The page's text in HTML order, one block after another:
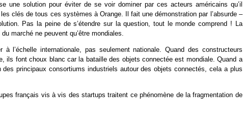
une solution pour éviter de se voir dominer par ces acteurs américains qu’il
clés de tous ces systèmes à Orange. Il fait une démonstration par l’absurde –
Pas la peine de s’étendre sur la question, tout le monde comprend ! La
marché ne peuvent qu’être mondiales.
l’échelle internationale, pas seulement nationale. Quand des constructeurs
ils font choux blanc car la bataille des objets connectée est mondiale. Quand a
des principaux consortiums industriels autour des objets connectés, cela a plus
français vis à vis des startups traitent ce phénomène de la fragmentation de